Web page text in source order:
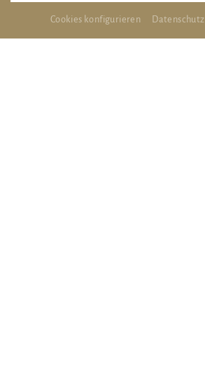
Cookies konfigurieren Datenschutz
BURGBERG SEILBAHN